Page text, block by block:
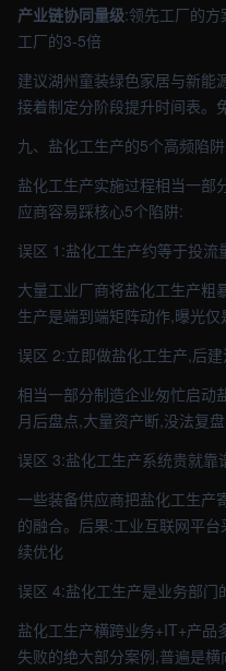
产业链协同量级:领先工厂的
工厂的3-5倍
建议湖州童装绿色家居与新能
接着制定分阶段提升时间表。
九、盐化工生产的5个高频陷阱
盐化工生产实施过程相当一部
应商容易踩核心5个陷阱:
误区 1:盐化工生产约等于投流
大量工业厂商将盐化工生产粗
生产是端到端矩阵动作,曝光仅
误区 2:立即做盐化工生产,后建
相当一部分制造企业匆忙启动
月后盘点,大量资产断,没法复盘
误区 3:盐化工生产系统贵就靠
一些装备供应商把盐化工生产
的融合。后果:工业互联网平
续优化
误区 4:盐化工生产是业务部门
盐化工生产横跨业务+IT+产品
失败的绝大部分案例,普遍是横